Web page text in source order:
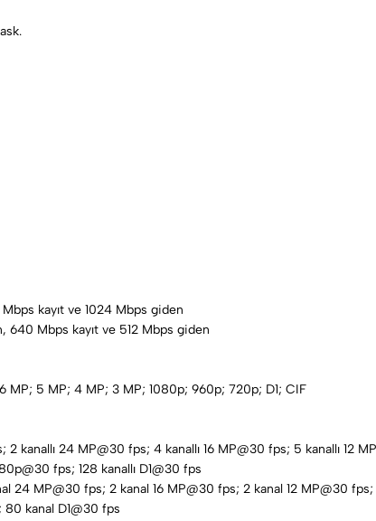
kayıt ve 1024 Mbps giden
640 Mbps kayıt ve 512 Mbps giden
MP; 5 MP; 4 MP; 3 MP; 1080p; 960p; 720p; D1; CIF
2 kanallı 24 MP@30 fps; 4 kanallı 16 MP@30 fps; 5 kanallı 12
fps; 128 kanallı D1@30 fps
24 MP@30 fps; 2 kanal 16 MP@30 fps; 2 kanal 12 MP@30
kanal D1@30 fps